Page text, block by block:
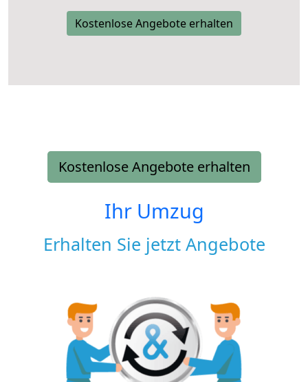
Kostenlose Angebote erhalten
Kostenlose Angebote erhalten
Ihr Umzug
Erhalten Sie jetzt Angebote